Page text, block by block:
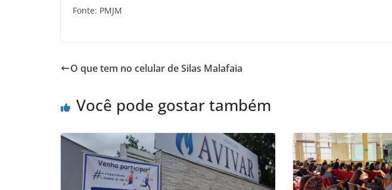
Fonte: PMJM
O que tem no celular de Silas Malafaia
Você pode gostar também